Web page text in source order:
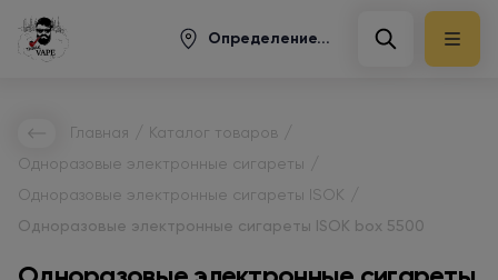
Определение...
Главная Каталог товаров
Одноразовые электронные сигареты
Одноразовые электронные сигареты ISOK
Одноразовые электронные сигареты ISOK box 5500